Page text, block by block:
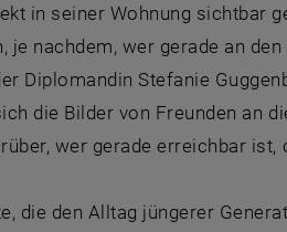
in seiner Wohnung sichtbar
je nachdem, wer gerade an
Diplomandin Stefanie
die Bilder von Freunden an
wer gerade erreichbar
die den Alltag jüngerer